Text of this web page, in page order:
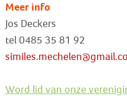
Meer info
Jos Deckers
tel 0485 35 81 92
Word lid van onze